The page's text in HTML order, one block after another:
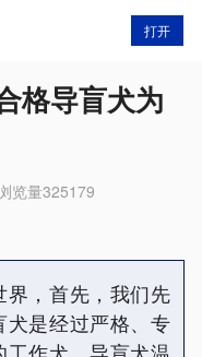
打开
格导盲犬为
览量325179
，首先，我们先
是经过严格、专